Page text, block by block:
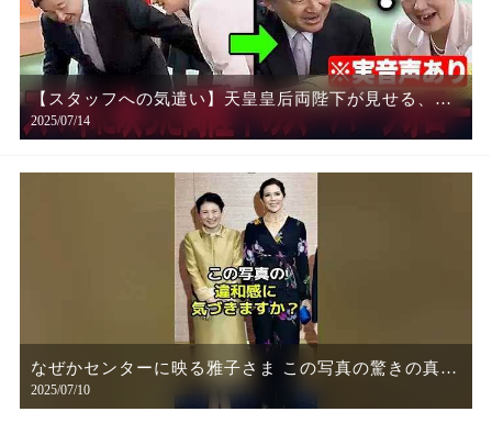
【スタッフへの気遣い】天皇皇后両陛下が見せる、訪
問先でのとっさの気遣い
2025/07/14
なぜかセンターに映る雅子さま この写真の驚きの真相
とは？
2025/07/10